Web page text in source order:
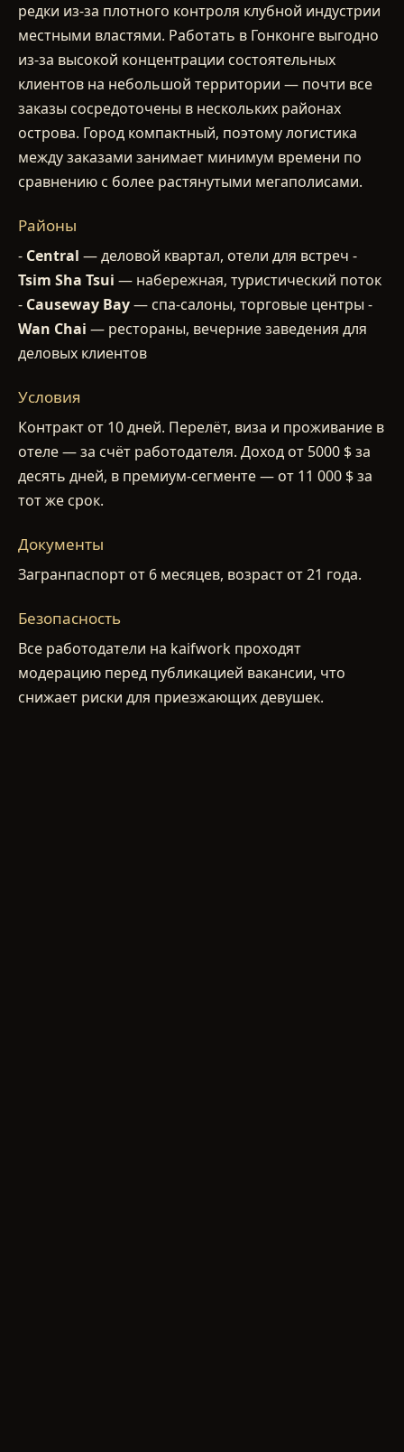
редки из-за плотного контроля клубной индустрии
местными властями. Работать в Гонконге выгодно
из-за высокой концентрации состоятельных
клиентов на небольшой территории — почти все
заказы сосредоточены в нескольких районах
острова. Город компактный, поэтому логистика
между заказами занимает минимум времени по
сравнению с более растянутыми мегаполисами.
Районы
- Central — деловой квартал, отели для встреч -
Tsim Sha Tsui — набережная, туристический поток
- Causeway Bay— спа-салоны, торговые центры -
Wan Chai — рестораны, вечерние заведения для
деловых клиентов
Условия
Контракт от 10 дней. Перелёт, виза и проживание в
отеле — за счёт работодателя. Доход от 5000 $ за
десять дней, в премиум-сегменте — от 11 000 $ за
тот же срок.
Документы
Загранпаспорт от 6 месяцев, возраст от 21 года.
Безопасность
Все работодатели на kaifwork проходят
модерацию перед публикацией вакансии, что
снижает риски для приезжающих девушек.